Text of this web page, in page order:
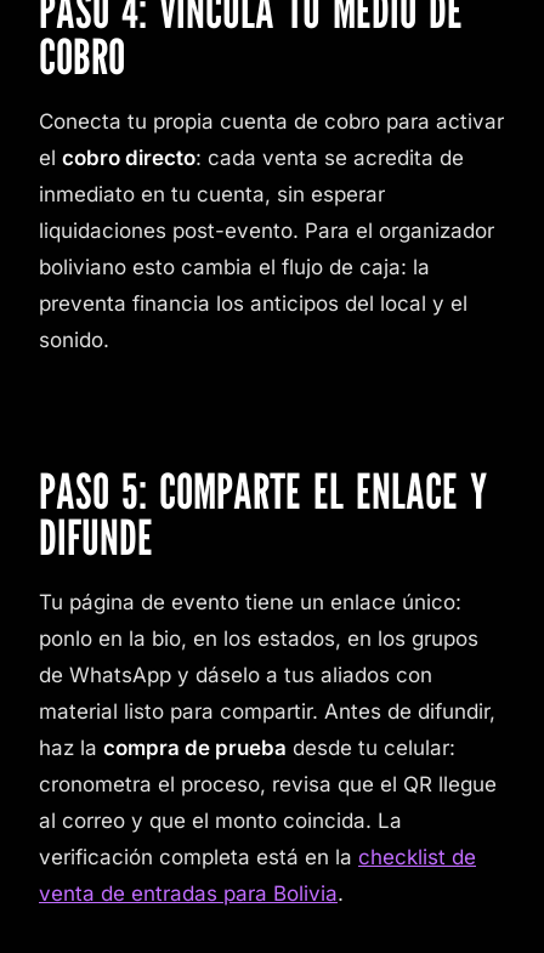
COBRO
Conecta tu propia cuenta de cobro para activar
el cobro directo: cada venta se acredita de
inmediato en tu cuenta, sin esperar
liquidaciones post-evento. Para el organizador
boliviano esto cambia el flujo de caja: la
preventa financia los anticipos del local y el
sonido.
PASO 5: COMPARTE EL ENLACE Y
DIFUNDE
Tu página de evento tiene un enlace único:
ponlo en la bio, en los estados, en los grupos
de WhatsApp y dáselo a tus aliados con
material listo para compartir. Antes de difundir,
haz la compra de prueba desde tu celular:
cronometra el proceso, revisa que el QR llegue
al correo y que el monto coincida. La
verificación completa está en la checklist de
venta de entradas para Bolivia.